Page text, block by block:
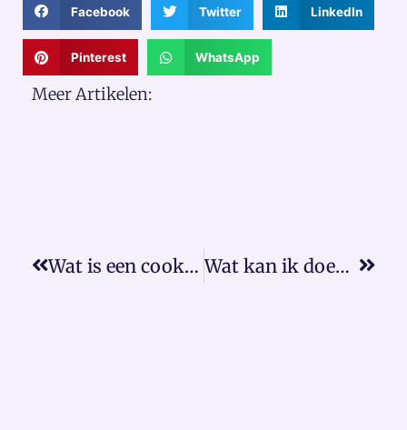
Facebook Twitter LinkedIn
Pinterest WhatsApp
Meer Artikelen:
Wat is een cookiewall? Wat kan ik doen bij een arbeidsconflict?